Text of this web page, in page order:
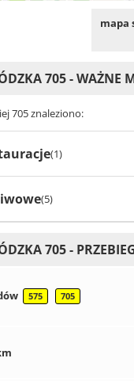
mapa
705 - WAŻNE
705 znaleziono:
(1)
(5)
705 -
575 705